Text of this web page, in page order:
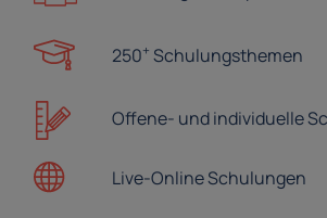
250+ Schulungsthemen
Offene- undindividuelle
Live-OnlineSchulungen